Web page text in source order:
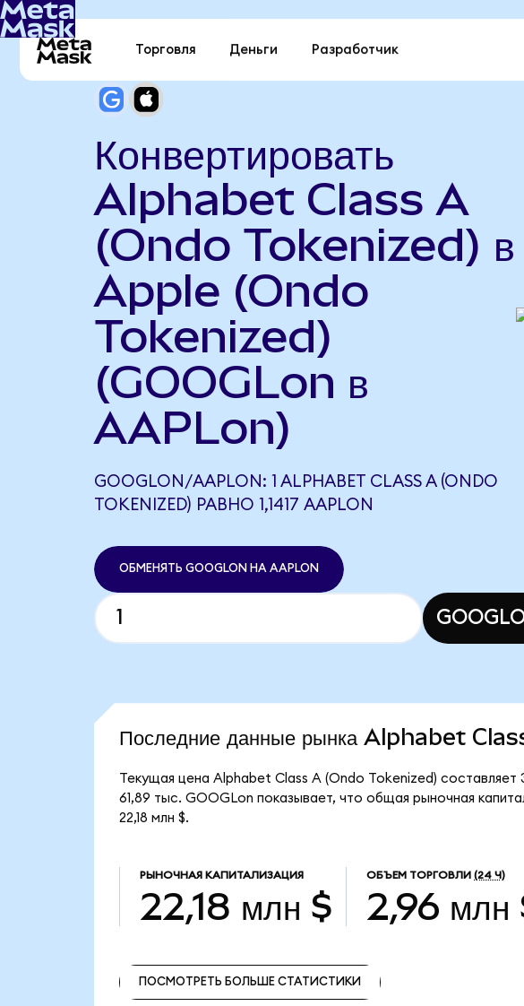
Торговля Деньги Разработчик
Конвертировать
Alphabet Class A
(Ondo Tokenized) в
Apple (Ondo
Tokenized)
(GOOGLon в
AAPLon)
GOOGLON/AAPLON: 1 ALPHABET CLASS A (ONDO
TOKENIZED) РАВНО 1,1417 AAPLON
ОБМЕНЯТЬ GOOGLON НА AAPLON
Последние данные рынка Alphabet
Текущая цена Alphabet Class A (Ondo Tokenized)
61,89 тыс. GOOGLon показывает, что общая рыночная
22,18 млн $.
РЫНОЧНАЯ КАПИТАЛИЗАЦИЯ
22,18 млн $
ОБЪЕМ ТОРГОВЛИ (24 Ч)
2,96 млн
ПОСМОТРЕТЬ БОЛЬШЕ СТАТИСТИКИ